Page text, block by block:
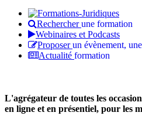
Rechercherune formation
Webinaires et Podcasts
Proposerun évènement,
Actualité formation
L'agrégateur de toutes les
en ligne et en présentiel, pour les